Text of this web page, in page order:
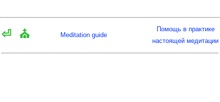
⏎ ⛪ Meditation guide
Помощь в практике
настоящей медитации